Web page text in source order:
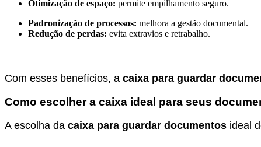
Otimização de espaço: permite empilhamento seguro.
Padronização de processos: melhora a gestão documental.
Redução de perdas: evita extravios e retrabalho.
Com esses benefícios, a caixa para guardar
Como escolher a caixa ideal para seus
A escolha da caixa para guardar documentos ideal